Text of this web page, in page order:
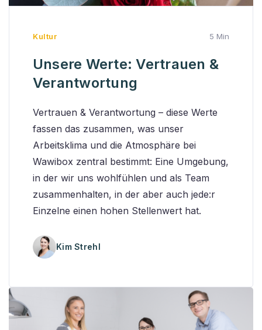
Kultur 5 Min
Unsere Werte: Vertrauen &
Verantwortung
Vertrauen & Verantwortung – diese Werte
fassen das zusammen, was unser
Arbeitsklima und die Atmosphäre bei
Wawibox zentral bestimmt: Eine Umgebung,
in der wir uns wohlfühlen und als Team
zusammenhalten, in der aber auch jede:r
Einzelne einen hohen Stellenwert hat.
Kim Strehl